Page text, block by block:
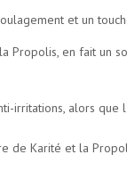
et un
Propolis, en fait un
irritations, alors que
de Karité et la